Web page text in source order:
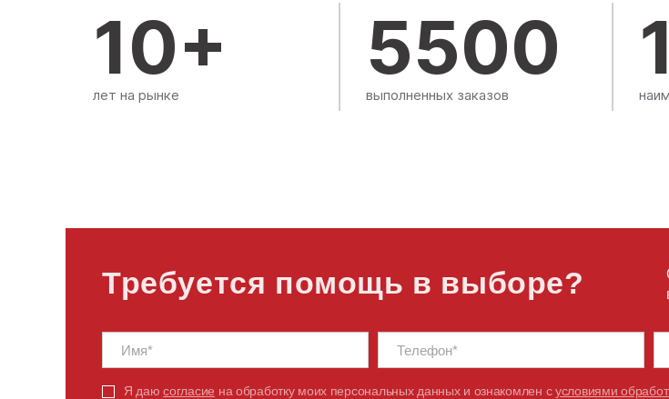
10+
лет на рынке
5500
выполненных заказов
Требуется помощь в выборе?
Я даюсогласие на обработку моих персональных данных и ознакомлен сусловиями